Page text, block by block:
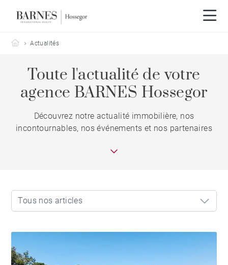
Barnes Hossegor
Actualités
Toute l'actualité de votre
agence BARNES Hossegor
Découvrez notre actualité immobilière, nos
incontournables, nos événements et nos partenaires
Tous nos articles